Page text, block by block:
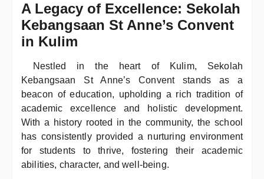
A Legacy of Excellence: Sekolah
Kebangsaan St Anne’s Convent
in Kulim
Nestled in the heart of Kulim, Sekolah
Kebangsaan St Anne’s Convent stands as a
beacon of education, upholding a rich tradition of
academic excellence and holistic development.
With a history rooted in the community, the school
has consistently provided a nurturing environment
for students to thrive, fostering their academic
abilities, character, and well-being.